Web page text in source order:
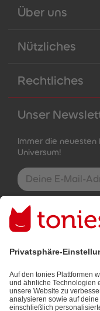
Über uns
Nützliches
Rechtliches
Unser
Immer die neuesten
Universum!
E-Mail-Addresse
Mit dem Absenden
auf den von dir
informationen) und den